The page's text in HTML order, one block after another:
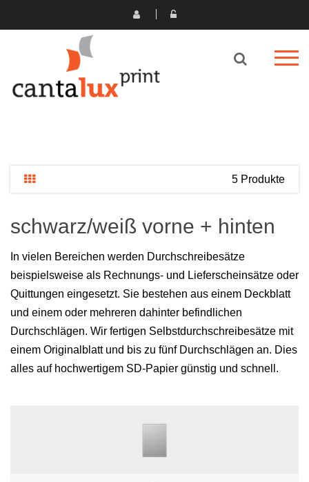
5 Produkte
schwarz/weiß vorne + hinten
In vielen Bereichen werden Durchschreibesätze
beispielsweise als Rechnungs- und Lieferscheinsätze oder
Quittungen eingesetzt. Sie bestehen aus einem Deckblatt
und einem oder mehreren dahinter befindlichen
Durchschlägen. Wir fertigen Selbstdurchschreibesätze mit
einem Originalblatt und bis zu fünf Durchschlägen an. Dies
alles auf hochwertigem SD-Papier günstig und schnell.